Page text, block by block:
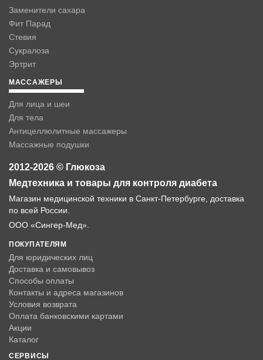
Заменители сахара
Фит Парад
Стевия
Сукралоза
Эртрит
МАССАЖЕРЫ
Для лица и шеи
Для тела
Антицеллюлитные массажеры
Массажные подушки
2012-2026 © Глюкоза
Медтехника и товары для контроля диабета
Магазин медицинской техники в Санкт-Петербурге, доставка
по всей России.
ООО «Сингер-Мед».
ПОКУПАТЕЛЯМ
Для юридических лиц
Доставка и самовывоз
Способы оплаты
Контакты и адреса магазинов
Условия возврата
Оплата банковскими картами
Акции
Каталог
СЕРВИСЫ